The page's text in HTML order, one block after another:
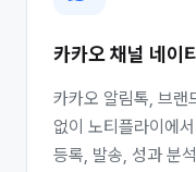
카카오 채널 네이
카카오 알림톡, 브랜
없이 노티플라이에
등록, 발송, 성과 분